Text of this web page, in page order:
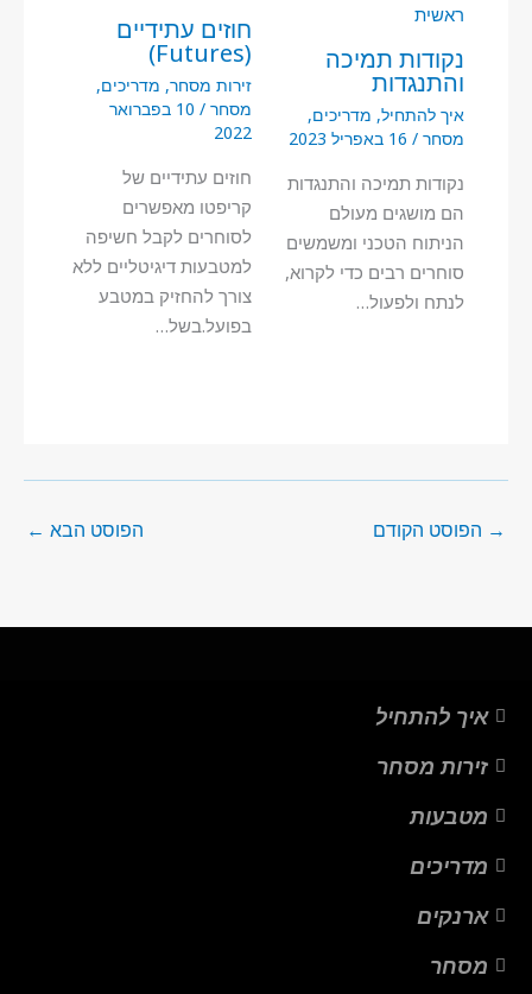
נקודות תמיכה
והתנגדות
איך להתחיל, מדריכים,
מסחר / 16 באפריל 2023
נקודות תמיכה והתנגדות
הם מושגים מעולם
הניתוח הטכני ומשמשים
סוחרים רבים כדי לקרוא,
לנתח ולפעול…
חוזים עתידיים
(Futures)
זירות מסחר, מדריכים,
מסחר /
10 בפברואר
2022
חוזים עתידיים של
קריפטו מאפשרים
לסוחרים לקבל חשיפה
למטבעות דיגיטליים ללא
צורך להחזיק במטבע
בפועל.בשל…
→ הפוסט הקודם הפוסט הבא ←
איך להתחיל
זירות מסחר
מטבעות
מדריכים
ארנקים
מסחר